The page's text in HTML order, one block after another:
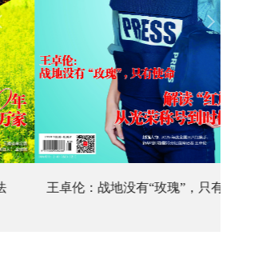
王卓伦：战地没有“玫瑰”，只有使命